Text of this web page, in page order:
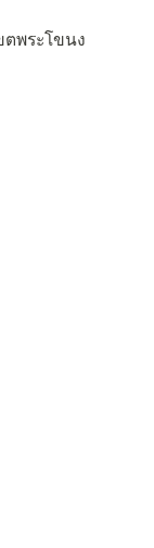
พระโขนง